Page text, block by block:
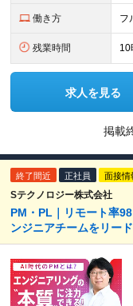
働き方 フ
残業時間 10
求人を見る
掲載
終了間近 正社員 面接情
Sテクノロジー株式会社
PM・PL｜リモート率
ンジニアチームをリード